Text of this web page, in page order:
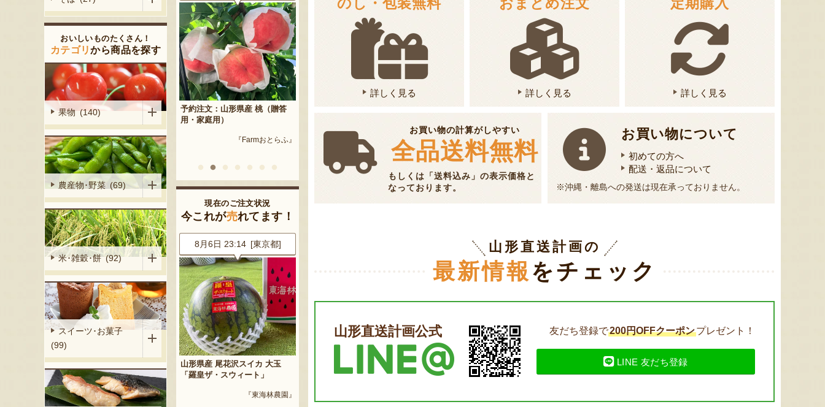
のし・包装無料
詳しく見る
おまとめ注文
詳しく見る
定期購入
詳しく見る
お買い物の計算がしやすい
全品送料無料
もしくは「送料込み」の表示価格と
なっております。
お買い物について
初めての方へ
配送・返品について
※沖縄・離島への発送は現在承っておりません。
山形直送計画の
最新情報 をチェック
山形直送計画公式 友だち登録で200円OFFクーポンプレゼント！
LINE 友だち登録
おいしいものたくさん！
カテゴリから商品を探す
果物 (140)
農産物･野菜 (69)
米･雑穀･餅 (92)
スイーツ･お菓子
(99)
フデザイン』
予約注文：山形県産 桃（贈答
用・家庭用）
『Farmおとらふ』
米沢牛
『肉匠えんどう』 『三和油脂株式会社』
用・家庭用）
『栗原果樹園』
『たかはたファーム』
予約注文：山形県産トウモロコ
『長岡ファーム』
現在のご注文状況
今これが売れてます！
東海林農園』
8月6日 23:14 [東京都]
山形県産 尾花沢スイカ 大玉
「羅皇ザ・スウィート」
『東海林農園』
8月6日 23:09 [新潟県]
山形県産 種なしぶどう デラウ
ェア
『漆山果樹園』
サン＆リブのジェラート詰合せ
8月6日 23:01 [山形県]
山形県 白山産 枝豆 だだちゃ豆
8月6日 23:49 [鹿児島県]
山形県産 尾花沢スイカ 小玉
「ピノ・ガール」
山形県産 尾花沢スイカ 大玉
「羅皇ザ・スウィート」